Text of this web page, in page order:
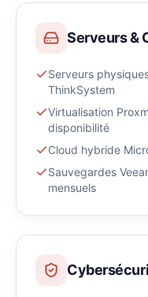
Serveurs &
Serveurs
ThinkSystem
Virtualisation
disponibilité
Cloud hybride
Sauvegardes
mensuels